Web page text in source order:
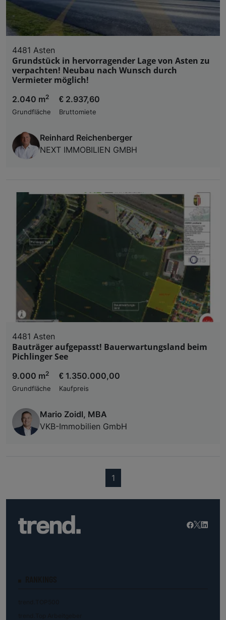
4481 Asten
Grundstück in hervorragender Lage von Asten zu
verpachten! Neubau nach Wunsch durch
Vermieter möglich!
2.040 m2
Grundfläche
€ 2.937,60
Bruttomiete
Reinhard Reichenberger
NEXT IMMOBILIEN GMBH
4481 Asten
Bauträger aufgepasst! Bauerwartungsland beim
Pichlinger See
9.000 m2
Grundfläche
€ 1.350.000,00
Kaufpreis
Mario Zoidl, MBA
VKB-Immobilien GmbH
1(current)